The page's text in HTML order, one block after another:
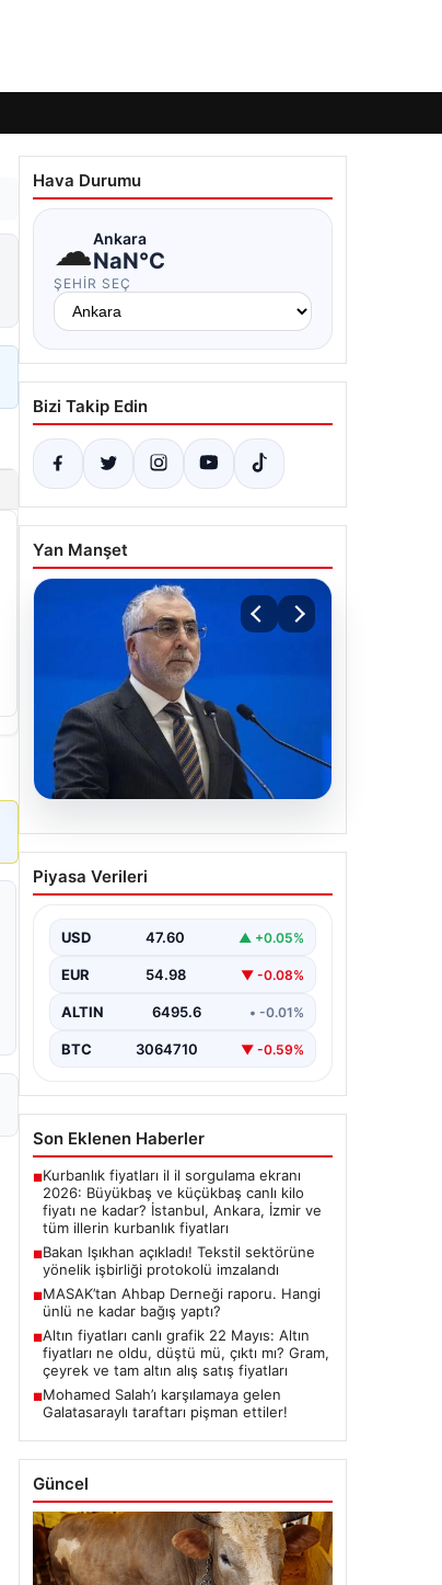
Hava Durumu
☁Ankara
NaN°C
ŞEHIR SEÇ
Bizi Takip Edin
Yan Manşet
07.08.2026
Bakan Işıkhan açıkladı!
Tekstil sektörüne yönelik
imzalandı
Bakanlıktan yapılan açıklamaya göre,
imza törenine Çalışma ve Sosyal
Piyasa Verileri
USD 47.60 ▲ +0.05%
EUR 54.98 ▼ -0.08%
ALTIN 6495.6 • -0.01%
BTC 3064710 ▼ -0.59%
Son Eklenen Haberler
■Kurbanlık fiyatları il il sorgulama ekranı
2026: Büyükbaş ve küçükbaş canlı kilo
fiyatı ne kadar? İstanbul, Ankara, İzmir ve
tüm illerin kurbanlık fiyatları
■Bakan Işıkhan açıkladı! Tekstil sektörüne
yönelik işbirliği protokolü imzalandı
■MASAK’tan Ahbap Derneği raporu. Hangi
ünlü ne kadar bağış yaptı?
■Altın fiyatları canlı grafik 22 Mayıs: Altın
fiyatları ne oldu, düştü mü, çıktı mı? Gram,
çeyrek ve tam altın alış satış fiyatları
■Mohamed Salah’ı karşılamaya gelen
Galatasaraylı taraftarı pişman ettiler!
Güncel